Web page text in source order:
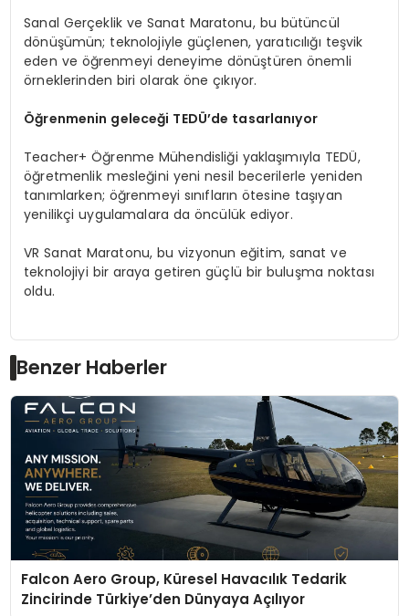
Sanal Gerçeklik ve Sanat Maratonu, bu bütüncül
dönüşümün; teknolojiyle güçlenen, yaratıcılığı teşvik
eden ve öğrenmeyi deneyime dönüştüren önemli
örneklerinden biri olarak öne çıkıyor.
Öğrenmenin geleceği TEDÜ’de tasarlanıyor
Teacher+ Öğrenme Mühendisliği yaklaşımıyla TEDÜ,
öğretmenlik mesleğini yeni nesil becerilerle yeniden
tanımlarken; öğrenmeyi sınıfların ötesine taşıyan
yenilikçi uygulamalara da öncülük ediyor.
VR Sanat Maratonu, bu vizyonun eğitim, sanat ve
teknolojiyi bir araya getiren güçlü bir buluşma noktası
oldu.
Benzer Haberler
Falcon Aero Group, Küresel Havacılık Tedarik
Zincirinde Türkiye’den Dünyaya Açılıyor